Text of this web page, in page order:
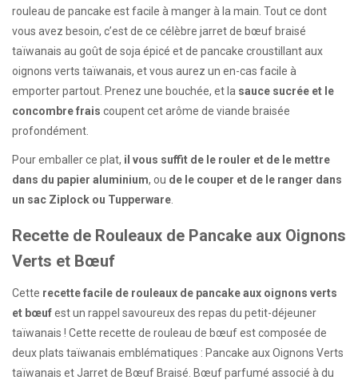
rouleau de pancake est facile à manger à la main. Tout ce dont
vous avez besoin, c’est de ce célèbre jarret de bœuf braisé
taïwanais au goût de soja épicé et de pancake croustillant aux
oignons verts taïwanais, et vous aurez un en-cas facile à
emporter partout. Prenez une bouchée, et la sauce sucrée et le
concombre frais coupent cet arôme de viande braisée
profondément.
Pour emballer ce plat, il vous suffit de le rouler et de le mettre
dans du papier aluminium, ou de le couper et de le ranger dans
un sac Ziplock ou Tupperware.
Recette de Rouleaux de Pancake aux Oignons
Verts et Bœuf
Cette recette facile de rouleaux de pancake aux oignons verts
et bœufest un rappel savoureux des repas du petit-déjeuner
taïwanais ! Cette recette de rouleau de bœuf est composée de
deux plats taïwanais emblématiques : Pancake aux Oignons Verts
taïwanais et Jarret de Bœuf Braisé. Bœuf parfumé associé à du